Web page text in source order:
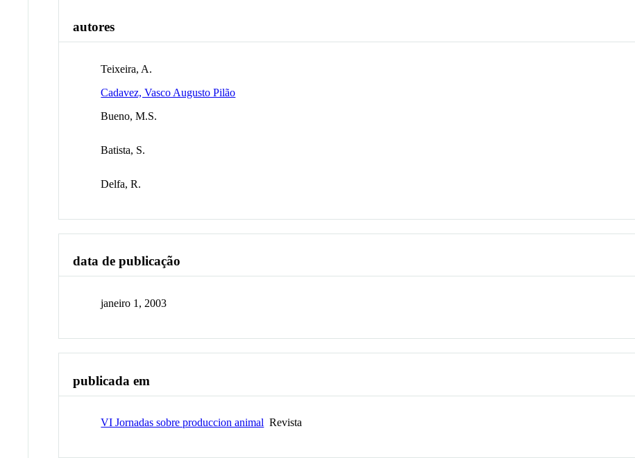
autores
Teixeira, A.
Cadavez, Vasco Augusto Pilão
Bueno, M.S.
Batista, S.
Delfa, R.
data de publicação
janeiro 1, 2003
publicada em
VI Jornadas sobre produccion animal Revista